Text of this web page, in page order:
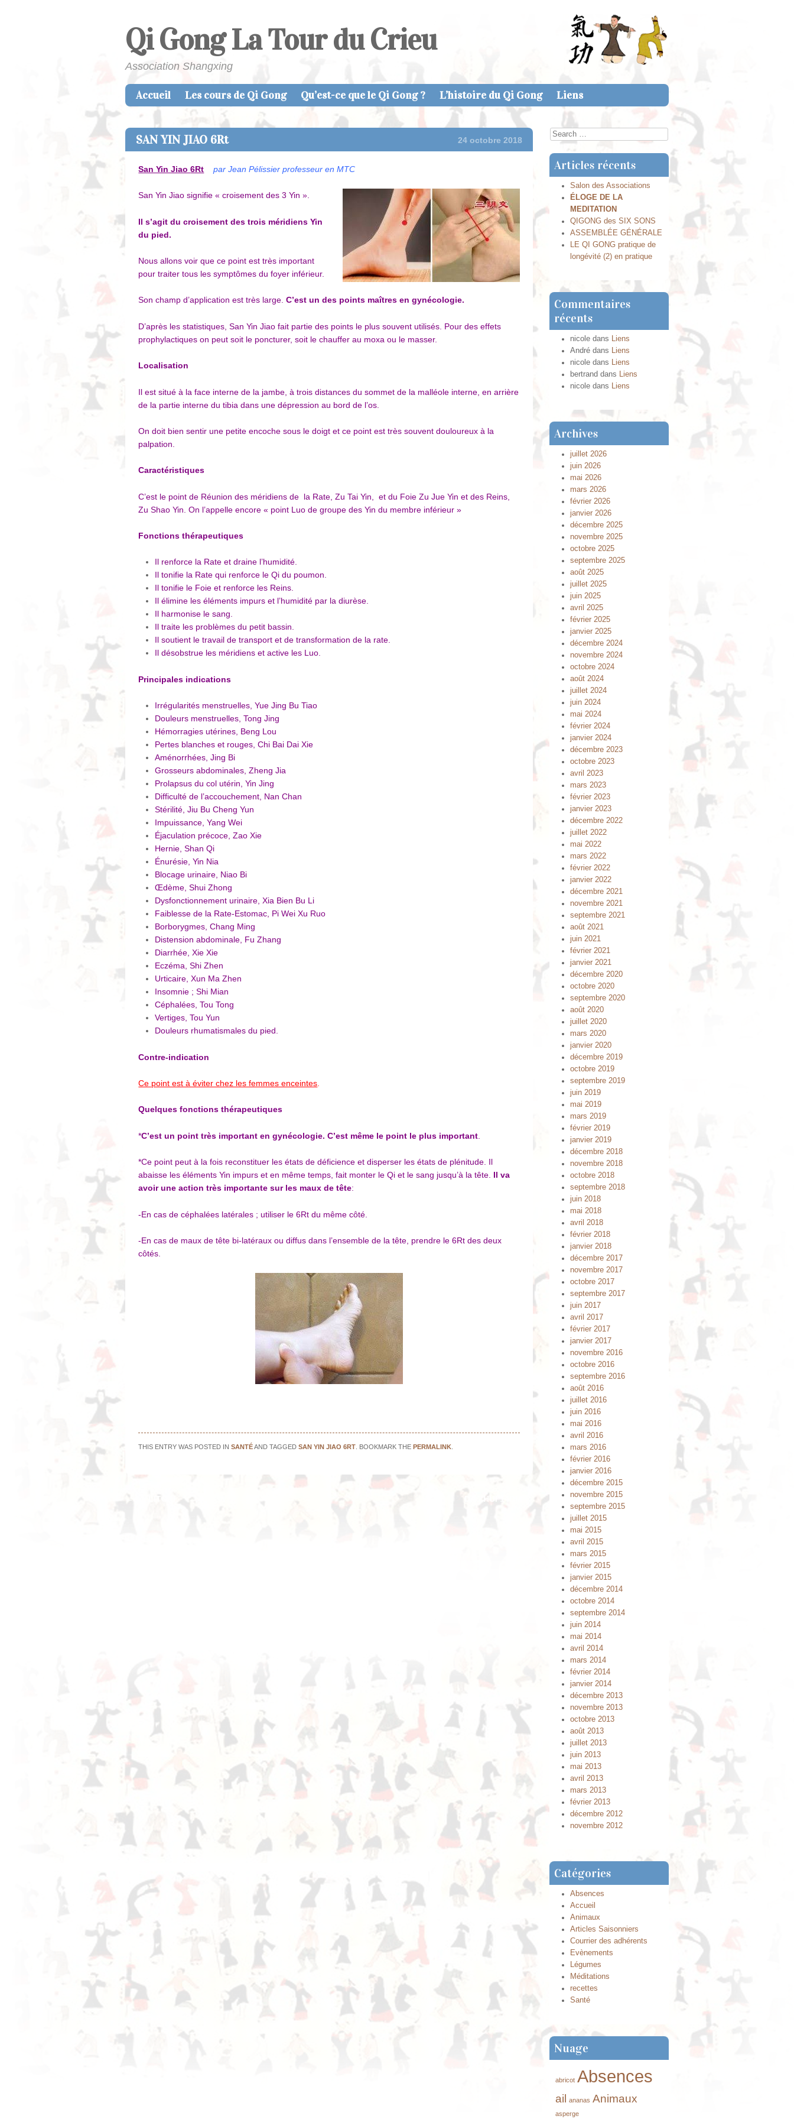
Qi Gong La Tour du Crieu
Association Shangxing
Menu
Skip to content
Accueil Les cours de Qi Gong Qu’est-ce que le Qi Gong ? L’histoire du Qi Gong Liens
SAN YIN JIAO 6Rt 24 octobre 2018
San Yin Jiao6Rt par Jean Pélissier professeur en MTC
San Yin Jiao signifie « croisement des 3 Yin ».
Il s’agit du croisement des trois méridiens Yin
du pied.
Nous allons voir que ce point est très important
pour traiter tous les symptômes du foyer inférieur.
Son champ d’application est très large.C’est un des points maîtres en gynécologie.
D’après les statistiques, San Yin Jiao fait partie des points le plus souvent utilisés. Pour des effets
prophylactiques on peut soit le poncturer, soit le chauffer au moxa ou le masser.
Localisation
Il est situé à la face interne de la jambe, à trois distances du sommet de la malléole interne, en arrière
de la partie interne du tibia dans une dépression au bord de l’os.
On doit bien sentir une petite encoche sous le doigt et ce point est très souvent douloureux à la
palpation.
Caractéristiques
C’est le point de Réunion des méridiens de la Rate, Zu Tai Yin, et du Foie Zu Jue Yin et des Reins,
Zu Shao Yin. On l’appelle encore « point Luo de groupe des Yin du membre inférieur »
Fonctions thérapeutiques
Il renforce la Rate et draine l’humidité.
Il tonifie la Rate qui renforce le Qi du poumon.
Il tonifie le Foie et renforce les Reins.
Il élimine les éléments impurs et l’humidité par la diurèse.
Il harmonise le sang.
Il traite les problèmes du petit bassin.
Il soutient le travail de transport et de transformation de la rate.
Il désobstrue les méridiens et active les Luo.
Principales indications
Irrégularités menstruelles, Yue Jing Bu Tiao
Douleurs menstruelles, Tong Jing
Hémorragies utérines, Beng Lou
Pertes blanches et rouges, Chi Bai Dai Xie
Aménorrhées, Jing Bi
Grosseurs abdominales, Zheng Jia
Prolapsus du col utérin, Yin Jing
Difficulté de l’accouchement, Nan Chan
Stérilité, Jiu Bu Cheng Yun
Impuissance, Yang Wei
Éjaculation précoce, Zao Xie
Hernie, Shan Qi
Énurésie, Yin Nia
Blocage urinaire, Niao Bi
Œdème, Shui Zhong
Dysfonctionnement urinaire, Xia Bien Bu Li
Faiblesse de la Rate-Estomac, Pi Wei Xu Ruo
Borborygmes, Chang Ming
Distension abdominale, Fu Zhang
Diarrhée, Xie Xie
Eczéma, Shi Zhen
Urticaire, Xun Ma Zhen
Insomnie ; Shi Mian
Céphalées, Tou Tong
Vertiges, Tou Yun
Douleurs rhumatismales du pied.
Contre-indication
Ce point est à éviter chez les femmes enceintes
Quelques fonctions thérapeutiques
*C’est un point très important en gynécologie. C’est même le point le plus important
*Ce point peut à la fois reconstituer les états de déficience et disperser les états de plénitude. Il
abaisse les éléments Yin impurs et en même temps, fait monter le Qi et le sang jusqu’à la tête. Il va
avoir une action très importante sur les maux de tête:
-En cas de céphalées latérales ; utiliser le 6Rt du même côté.
-En cas de maux de tête bi-latéraux ou diffus dans l’ensemble de la tête, prendre le 6Rt des deux
côtés.
THIS ENTRY WAS POSTED INSANTÉAND TAGGEDSAN YIN JIAO 6RT . BOOKMARK THEPERMALINK
DA ZHUI 14DM
Search
Articles récents
Salon des Associations
ÉLOGE DE LA
MEDITATION
QIGONG des SIX SONS
ASSEMBLÉE GÉNÉRALE
LE QI GONG pratique de
longévité (2) en pratique
Commentaires
récents
nicoledans Liens
Andrédans Liens
nicoledans Liens
bertrand dans Liens
nicoledans Liens
Archives
juillet 2026
juin 2026
mai 2026
mars 2026
février 2026
janvier 2026
décembre 2025
novembre 2025
octobre 2025
septembre 2025
août 2025
juillet 2025
juin 2025
avril 2025
février 2025
janvier 2025
décembre 2024
novembre 2024
octobre 2024
août 2024
juillet 2024
juin 2024
mai 2024
février 2024
janvier 2024
décembre 2023
octobre 2023
avril 2023
mars 2023
février 2023
janvier 2023
décembre 2022
juillet 2022
mai 2022
mars 2022
février 2022
janvier 2022
décembre 2021
novembre 2021
septembre 2021
août 2021
juin 2021
février 2021
janvier 2021
décembre 2020
octobre 2020
septembre 2020
août 2020
juillet 2020
mars 2020
janvier 2020
décembre 2019
octobre 2019
septembre 2019
juin 2019
mai 2019
mars 2019
février 2019
janvier 2019
décembre 2018
novembre 2018
octobre 2018
septembre 2018
juin 2018
mai 2018
avril 2018
février 2018
janvier 2018
décembre 2017
novembre 2017
octobre 2017
septembre 2017
juin 2017
avril 2017
février 2017
janvier 2017
novembre 2016
octobre 2016
septembre 2016
août 2016
juillet 2016
juin 2016
mai 2016
avril 2016
mars 2016
février 2016
janvier 2016
décembre 2015
novembre 2015
septembre 2015
juillet 2015
mai 2015
avril 2015
mars 2015
février 2015
janvier 2015
décembre 2014
octobre 2014
septembre 2014
juin 2014
mai 2014
avril 2014
mars 2014
février 2014
janvier 2014
décembre 2013
novembre 2013
octobre 2013
août 2013
juillet 2013
juin 2013
mai 2013
avril 2013
mars 2013
février 2013
décembre 2012
novembre 2012
Catégories
Absences
Accueil
Animaux
Articles Saisonniers
Courrier des adhérents
Evènements
Légumes
Méditations
recettes
Santé
Nuage
abricot Absences
ail ananas Animaux
asperge